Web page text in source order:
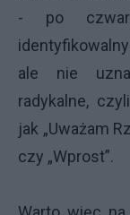
- po
ale nie
radykalne,
jak „Uważam
czy „Wprost”.